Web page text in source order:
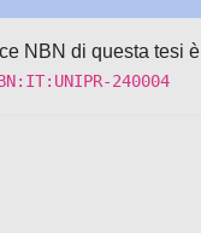
NBN di questa tesi è
240004